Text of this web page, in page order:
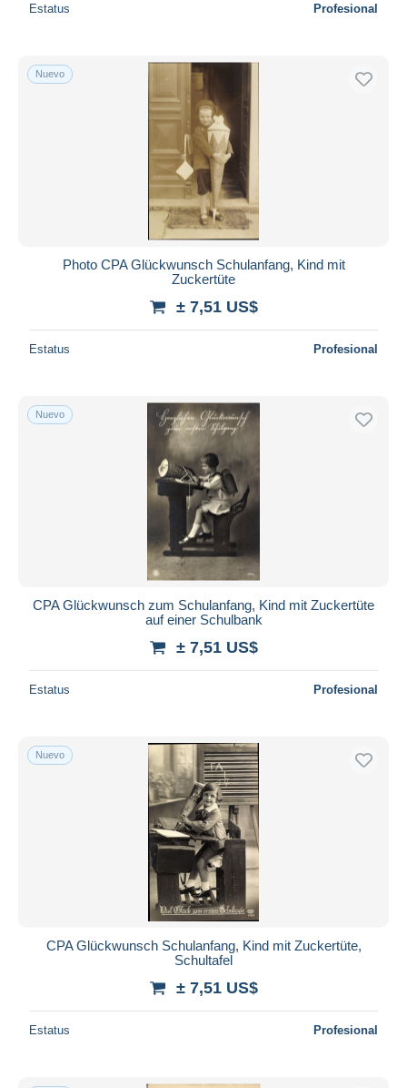
Estatus Profesional
Nuevo
Photo CPA Glückwunsch Schulanfang, Kind mit
Zuckertüte
± 7,51 US$
Estatus Profesional
Nuevo
CPA Glückwunsch zum Schulanfang, Kind mit Zuckertüte
auf einer Schulbank
± 7,51 US$
Estatus Profesional
Nuevo
CPA Glückwunsch Schulanfang, Kind mit Zuckertüte,
Schultafel
± 7,51 US$
Estatus Profesional